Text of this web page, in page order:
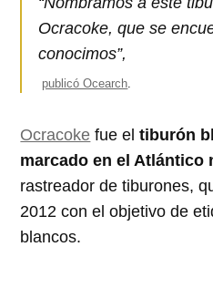
Ocracoke, que se
conocimos”,
publicó Ocearch.
Ocracoke fue eltiburón
marcado en el Atlántico
rastreador de tiburones,
2012 con el objetivo de
blancos.